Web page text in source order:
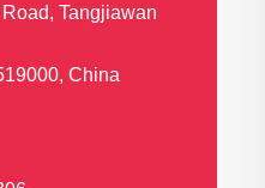
Tangjiawan
China